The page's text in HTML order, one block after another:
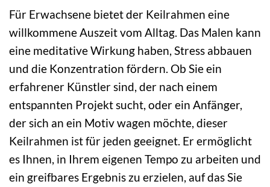
Für Erwachsene bietet der Keilrahmen eine
willkommene Auszeit vom Alltag. Das Malen kann
eine meditative Wirkung haben, Stress abbauen
und die Konzentration fördern. Ob Sie ein
erfahrener Künstler sind, der nach einem
entspannten Projekt sucht, oder ein Anfänger,
der sich an ein Motiv wagen möchte, dieser
Keilrahmen ist für jeden geeignet. Er ermöglicht
es Ihnen, in Ihrem eigenen Tempo zu arbeiten und
ein greifbares Ergebnis zu erzielen, auf das Sie